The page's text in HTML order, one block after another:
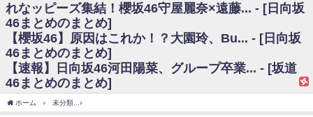
乃木坂46アンテナ / 【櫻坂46】ミーグリで喧嘩！？山下瞳月、これはマジ
ギレしてる
乃木坂あんてな ～乃木坂46・欅坂46・日向坂46のニュース・情報・話題
をピックアップ / れなッピーズ集結！櫻坂46守屋麗奈×遠藤理子、8/6「ラヴィ
ット！」水曜スタジオ出演決定
日向坂46まとめのまとめ / 【日向坂46】富田鈴花、次の事務所が決まって
そう！？
日向坂46まとめのまとめ / 【日向坂46】富田鈴花、次の事務所が決まって
そう！？
れなッピーズ集結！櫻坂46守屋麗奈×遠藤... - [日向坂
46まとめのまとめ]
【櫻坂46】原因はこれか！？大園玲、Bu... - [日向坂
46まとめのまとめ]
【速報】日向坂46河田陽菜、グループ卒業... - [坂道
46まとめのまとめ]
ホーム 未分類